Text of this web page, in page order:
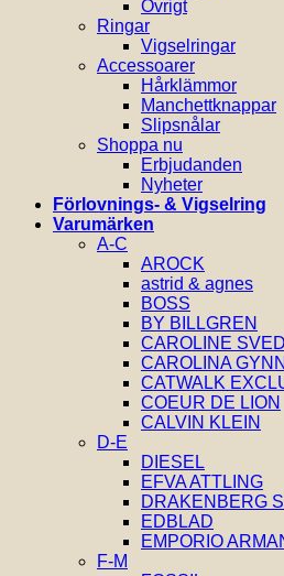
Övrigt
Ringar
Vigselringar
Accessoarer
Hårklämmor
Manchettknappar
Slipsnålar
Shoppa nu
Erbjudanden
Nyheter
Förlovnings- & Vigselring
Varumärken
A-C
AROCK
astrid & agnes
BOSS
BY BILLGREN
CAROLINE
CAROLINA
CATWALK
COEUR DE LION
CALVIN KLEIN
D-E
DIESEL
EFVA ATTLING
DRAKENBERG
EDBLAD
EMPORIO
F-M